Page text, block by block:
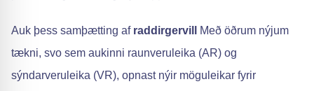
Auk þess samþætting af raddirgervill
Með öðrum nýjum
tækni, svo sem aukinni raunveruleika (AR) og
sýndarveruleika (VR), opnast nýir möguleikar fyrir